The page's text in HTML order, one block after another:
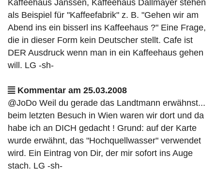
Kaffeehaus Janssen, Kaffeehaus Dallmayer stehen
als Beispiel für "Kaffeefabrik" z. B. "Gehen wir am
Abend ins ein bisserl ins Kaffeehaus ?" Eine Frage,
die in dieser Form kein Deutscher stellt. Cafe ist
DER Ausdruck wenn man in ein Kaffeehaus gehen
will. LG -sh-
Kommentar am 25.03.2008
@JoDo Weil du gerade das Landtmann erwähnst...
beim letzten Besuch in Wien waren wir dort und da
habe ich an DICH gedacht ! Grund: auf der Karte
wurde erwähnt, das "Hochquellwasser" verwendet
wird. Ein Eintrag von Dir, der mir sofort ins Auge
stach. LG -sh-